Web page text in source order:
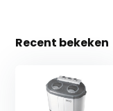
Recent bekeken